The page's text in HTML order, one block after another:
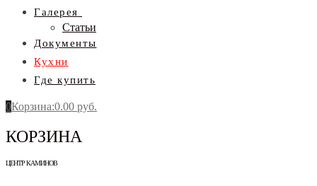
Галерея
Статьи
Документы
Кухни
Где купить
0Корзина:0.00 руб.
КОРЗИНА
ЦЕНТР КАМИНОВ